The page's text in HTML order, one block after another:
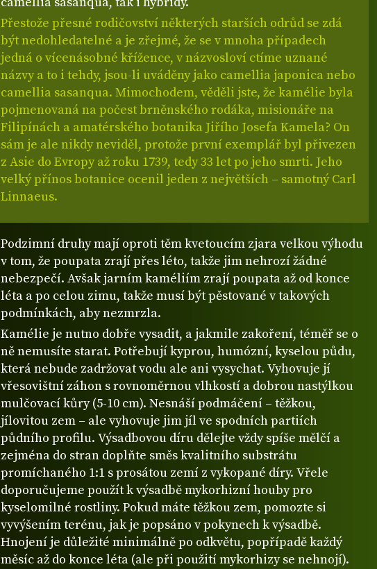
Přestože přesné rodičovství některých starších odrůd se zdá
být nedohledatelné a je zřejmé, že se v mnoha případech
jedná o vícenásobné křížence, v názvosloví ctíme uznané
názvy a to i tehdy, jsou-li uváděny jako camellia japonica nebo
camellia sasanqua. Mimochodem, věděli jste, že kamélie byla
pojmenovaná na počest brněnského rodáka, misionáře na
Filipínách a amatérského botanika Jiřího Josefa Kamela? On
sám je ale nikdy neviděl, protože první exemplář byl přivezen
z Asie do Evropy až roku 1739, tedy 33 let po jeho smrti. Jeho
velký přínos botanice ocenil jeden z největších – samotný Carl
Linnaeus.
Podzimní druhy mají oproti těm kvetoucím zjara velkou výhodu
v tom, že poupata zrají přes léto, takže jim nehrozí žádné
nebezpečí. Avšak jarním kaméliím zrají poupata až od konce
léta a po celou zimu, takže musí být pěstované v takových
podmínkách, aby nezmrzla.
Kamélie je nutno dobře vysadit, a jakmile zakoření, téměř se o
ně nemusíte starat. Potřebují kyprou, humózní, kyselou půdu,
která nebude zadržovat vodu ale ani vysychat. Vyhovuje jí
vřesovištní záhon s rovnoměrnou vlhkostí a dobrou nastýlkou
mulčovací kůry (5-10 cm). Nesnáší podmáčení – těžkou,
jílovitou zem – ale vyhovuje jim jíl ve spodních partiích
půdního profilu. Výsadbovou díru dělejte vždy spíše mělčí a
zejména do stran doplňte směs kvalitního substrátu
promíchaného 1:1 s prosátou zemí z vykopané díry. Vřele
doporučujeme použít k výsadbě mykorhizní houby pro
kyselomilné rostliny. Pokud máte těžkou zem, pomozte si
vyvýšením terénu, jak je popsáno v pokynech k výsadbě.
Hnojení je důležité minimálně po odkvětu, popřípadě každý
měsíc až do konce léta (ale při použití mykorhizy se nehnojí).